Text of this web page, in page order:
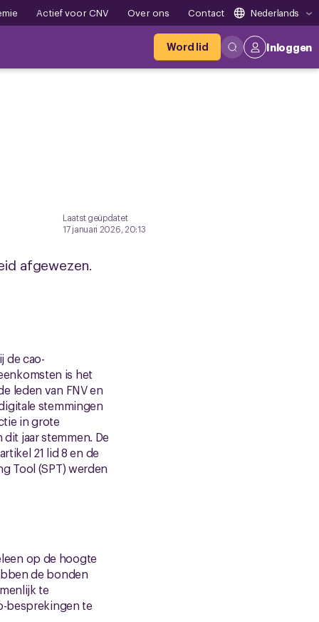
Actief voor CNV Over ons Contact Nederlands
Word lid Inloggen
Laatst geüpdatet
17 januari 2026, 20:13
afgewezen.
de cao-
is het
leden van FNV en
stemmingen
in grote
jaar stemmen. De
21 lid 8 en de
Tool (SPT) werden
op de hoogte
de bonden
te
besprekingen te